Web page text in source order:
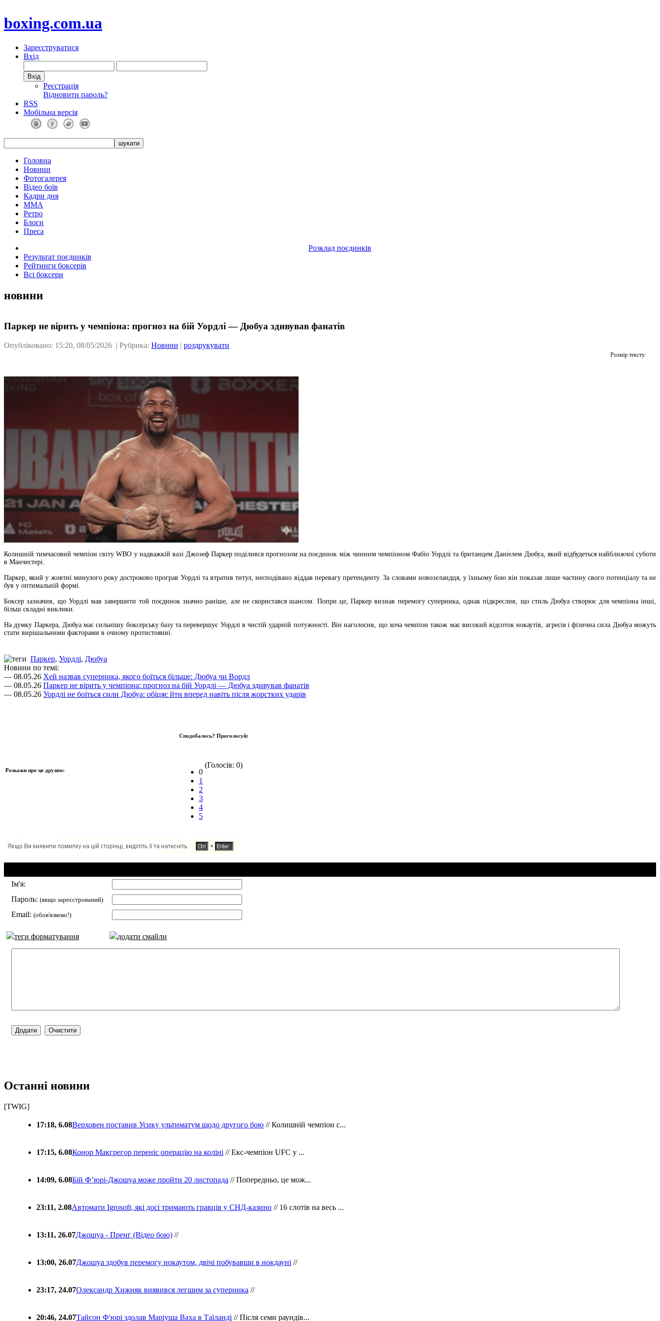
boxing.com.ua
Зареєструватися
Вхід
Реєстрація
Відновити пароль?
RSS
Мобільна версія
Головна
Новини
Фотогалерея
Відео боїв
Кадри дня
ММА
Ретро
Блоги
Преса
Розклад поєдинків
Результат поєдинків
Рейтинги боксерів
Всі боксери
новини
Паркер не вірить у чемпіона: прогноз на бій Уордлі — Дюбуа здивував фанатів
Опубліковано: 15:20, 08/05/2026 | Рубрика: Новини | роздрукувати
Розмір тексту:
Колишній тимчасовий чемпіон світу WBO у надважкій вазі Джозеф Паркер поділився прогнозом на поєдинок між чинним чемпіоном Фабіо Уордлі та британцем Даніелем Дюбуа, який відбудеться найближчої суботи
в Манчестері.
Паркер, який у жовтні минулого року достроково програв Уордлі та втратив титул, несподівано віддав перевагу претенденту. За словами новозеландця, у їхньому бою він показав лише частину свого потенціалу та не
був у оптимальній формі.
Боксер зазначив, що Уордлі мав завершити той поєдинок значно раніше, але не скористався шансом. Попри це, Паркер визнав перемогу суперника, однак підкреслив, що стиль Дюбуа створює для чемпіона інші,
більш складні виклики.
На думку Паркера, Дюбуа має сильнішу боксерську базу та перевершує Уордлі в чистій ударній потужності. Він наголосив, що хоча чемпіон також має високий відсоток нокаутів, агресія і фізична сила Дюбуа можуть
стати вирішальними факторами в очному протистоянні.
Паркер, Уордлі, Дюбуа
Новини по темі:
— 08.05.26 Хей назвав суперника, якого боїться більше: Дюбуа чи Вордл
— 08.05.26 Паркер не вірить у чемпіона: прогноз на бій Уордлі — Дюбуа здивував фанатів
— 08.05.26 Уордлі не боїться сили Дюбуа: обіцяє йти вперед навіть після жорстких ударів
Розкажи про це друзям:
Сподобалось? Проголосуй:
0
1
2
3
4
5
(Голосів: 0)
Ім'я:
Пароль: (якщо зареєстрований)
Email: (обов'язково!)
теги форматування додати смайли
Останні новини
[TWIG]
17:18, 6.08Верховен поставив Усику ультиматум щодо другого бою // Колишній чемпіон с...
17:15, 6.08Конор Макгрегор переніс операцію на коліні // Екс-чемпіон UFC у ...
14:09, 6.08Бій Ф’юрі-Джошуа може пройти 20 листопада // Попередньо, це мож...
23:11, 2.08Автомати Igrosoft, які досі тримають гравців у СНД-казино // 16 слотів на весь ...
13:11, 26.07Джошуа - Пренг (Відео бою) //
13:00, 26.07Джошуа здобув перемогу нокаутом, двічі побувавши в нокдауні //
23:17, 24.07Олександр Хижняк виявився легшим за суперника //
20:46, 24.07Тайсон Ф'юрі здолав Маріуша Ваха в Таїланді // Після семи раундів...